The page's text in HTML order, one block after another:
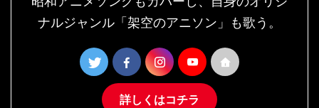
ナルジャンル「架空のアニソン」も歌う。
詳しくはコチラ